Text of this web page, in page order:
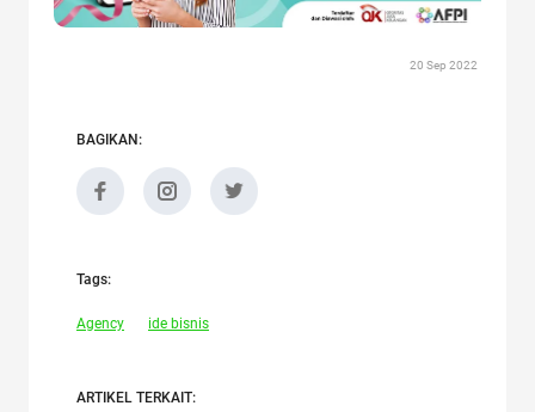
20 Sep 2022
BAGIKAN:
Tags:
Agency ide bisnis
ARTIKEL TERKAIT: